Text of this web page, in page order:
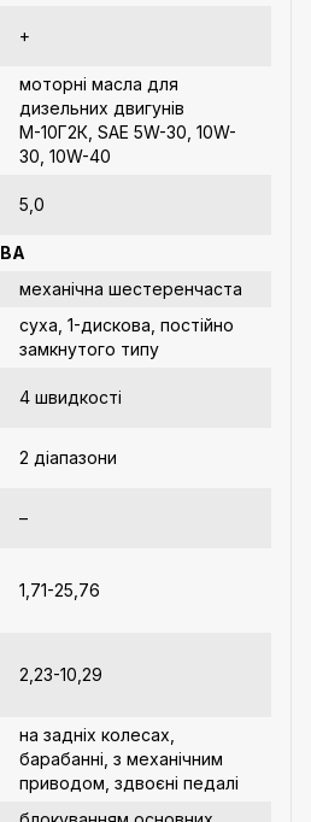
+
моторні масла для
дизельних двигунів
М-10Г2К, SAE 5W-30, 10W-
30, 10W-40
5,0
механічна шестеренчаста
суха, 1-дискова, постійно
замкнутого типу
4 швидкості
2 діапазони
–
1,71-25,76
2,23-10,29
на задніх колесах,
барабанні, з механічним
приводом, здвоєні педалі